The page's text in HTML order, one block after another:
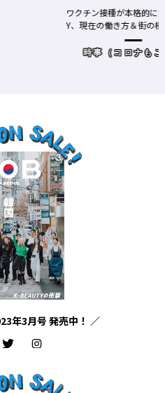
ワクチン接種が本格的に始まったN
Y、現在の働き方＆街の様子
時事（コロナもここ）
年3月号 発売中！ ／